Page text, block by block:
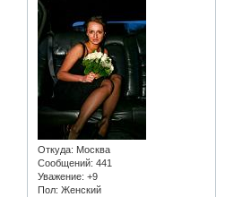
Откуда: Москва
Сообщений: 441
Уважение: +9
Пол: Женский